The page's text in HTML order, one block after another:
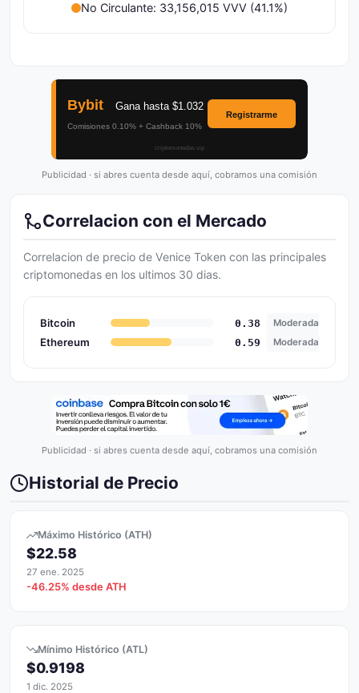
No Circulante: 33,156,015 VVV (41.1%)
Publicidad · si abres cuenta desde aquí, cobramos una comisión
Correlacion con el Mercado
Correlacion de precio de Venice Token con las principales
criptomonedas en los ultimos 30 dias.
Bitcoin 0.38 Moderada
Ethereum 0.59 Moderada
Publicidad · si abres cuenta desde aquí, cobramos una comisión
Historial de Precio
Máximo Histórico (ATH)
$22.58
27 ene. 2025
-46.25% desde ATH
Mínimo Histórico (ATL)
$0.9198
1 dic. 2025